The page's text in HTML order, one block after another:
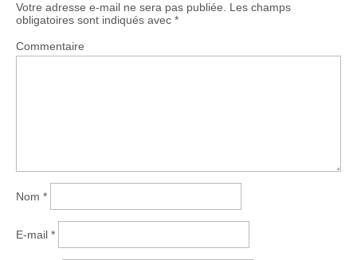
Votre adresse e-mail ne sera pas publiée.
Les champs
obligatoires sont indiqués avec *
Commentaire
Nom *
E-mail *